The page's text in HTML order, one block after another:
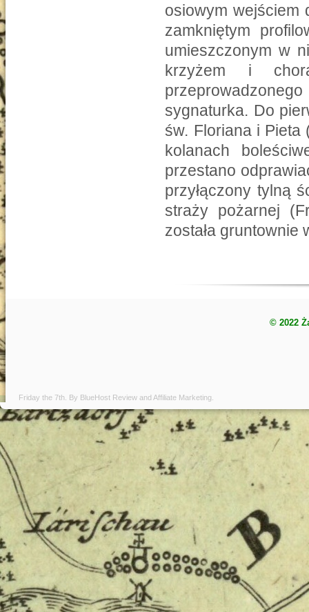
osiowym wejściem
zamkniętym
umieszczonym w
krzyżem i
sygnaturka. Do
św. Floriana i Pieta
kolanach
przestano
przyłączony tylną
straży pożarnej
została gruntownie
© 2022
Friday the 7th. By BlueHost Review andAffiliate Marketing